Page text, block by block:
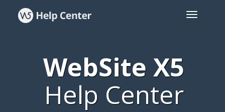
WebSite X5
Help Center